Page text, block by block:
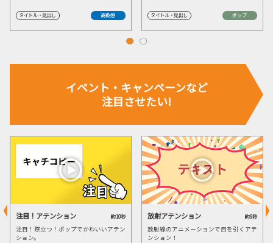
タイトル・見出し 高級感 タイトル・見出し ポップ
イベント・ キャンペーンなど
注目させたい!
注目！アテンション 約10秒
注目！際立つ！ポップでかわいいアテン
ション。
放射アテンション 約9秒
放射線のアニメーションで目を引くアテ
ンション！